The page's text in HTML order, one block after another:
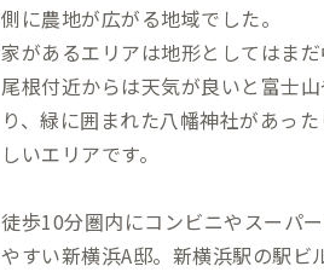
側に農地が広がる地域でした。
家があるエリアは地形としてはま
尾根付近からは天気が良いと富士
り、緑に囲まれた八幡神社があっ
しいエリアです。
徒歩10分圏内にコンビニやスーパ
やすい新横浜A邸。新横浜駅の駅ビ